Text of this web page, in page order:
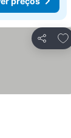
Partilhar